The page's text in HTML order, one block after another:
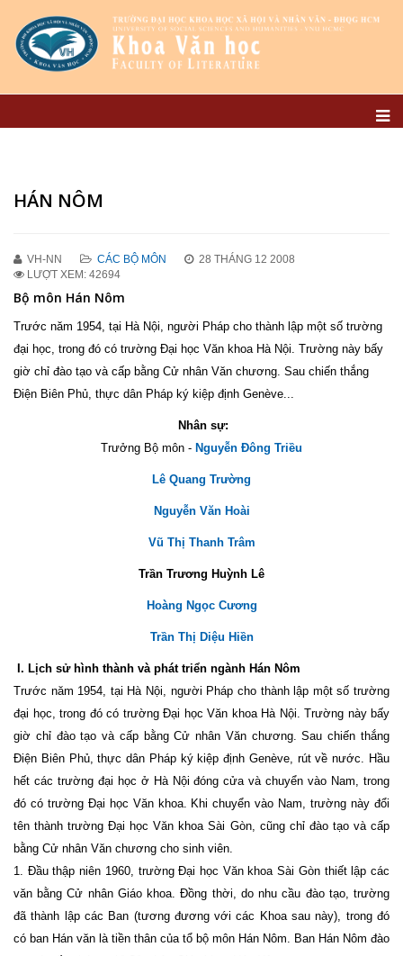
HÁN NÔM
VH-NN CÁC BỘ MÔN
28 THÁNG 12 2008
LƯỢT XEM: 42694
Bộ môn Hán Nôm
Trước năm 1954, tại Hà Nội, người Pháp cho thành lập một số trường
đại học, trong đó có trường Đại học Văn khoa Hà Nội. Trường này bấy
giờ chỉ đào tạo và cấp bằng Cử nhân Văn chương. Sau chiến thắng
Điện Biên Phủ, thực dân Pháp ký kiệp định Genève...
Nhân sự:
Trưởng Bộ môn - Nguyễn Đông Triều
Lê Quang Trường
Nguyễn Văn Hoài
Vũ Thị Thanh Trâm
Trần Trương Huỳnh Lê
Hoàng Ngọc Cương
Trần Thị Diệu Hiền
I. Lịch sử hình thành và phát triển ngành Hán Nôm
Trước năm 1954, tại Hà Nội, người Pháp cho thành lập một số trường
đại học, trong đó có trường Đại học Văn khoa Hà Nội. Trường này bấy
giờ chỉ đào tạo và cấp bằng Cử nhân Văn chương. Sau chiến thắng
Điện Biên Phủ, thực dân Pháp ký kiệp định Genève, rút về nước. Hầu
hết các trường đại học ở Hà Nội đóng cửa và chuyển vào Nam, trong
đó có trường Đại học Văn khoa. Khi chuyển vào Nam, trường này đổi
tên thành trường Đại học Văn khoa Sài Gòn, cũng chỉ đào tạo và cấp
bằng Cử nhân Văn chương cho sinh viên.
1. Đầu thập niên 1960, trường Đại học Văn khoa Sài Gòn thiết lập các
văn bằng Cử nhân Giáo khoa. Đồng thời, do nhu cầu đào tạo, trường
đã thành lập các Ban (tương đương với các Khoa sau này), trong đó
có ban Hán văn là tiền thân của tổ bộ môn Hán Nôm. Ban Hán Nôm đào